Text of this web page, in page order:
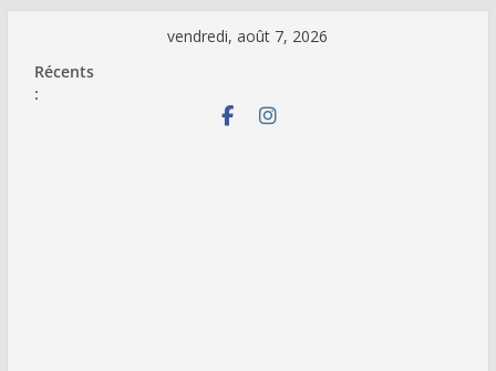
contenu
vendredi, août 7, 2026
Récents
: